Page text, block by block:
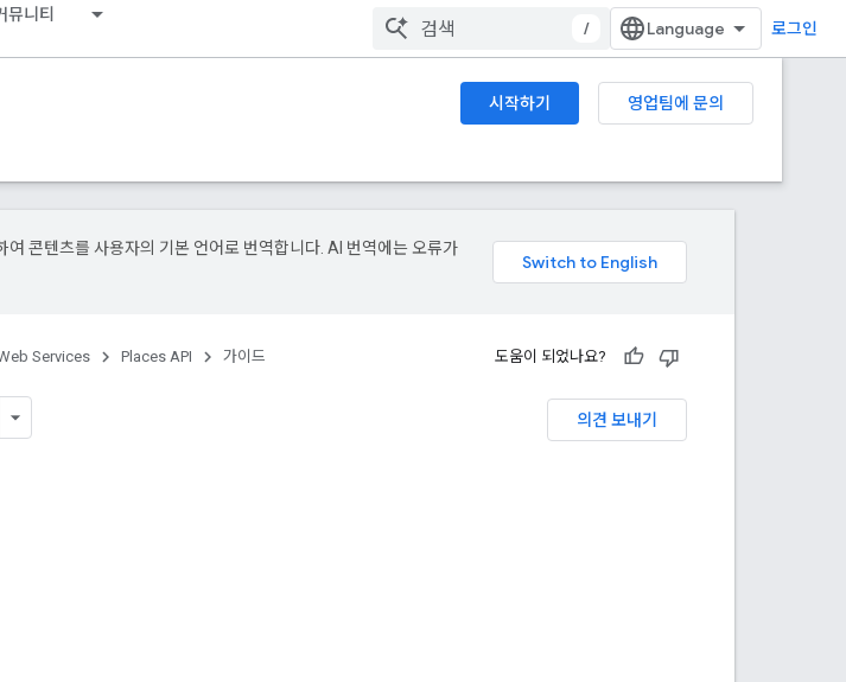
뮤니티
/ 로그인
시작하기
영업팀에 문의
콘텐츠를 사용자의 기본 언어로 번역합니다. AI 번역에는 오류가
Services Places API 가이드 도움이 되었나요?
의견 보내기